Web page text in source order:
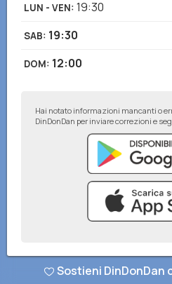
LUN - VEN: 19:30
SAB: 19:30
DOM: 12:00
Hai notato informazioni mancanti o
DinDonDan per inviare correzioni e
Sostieni DinDonDan